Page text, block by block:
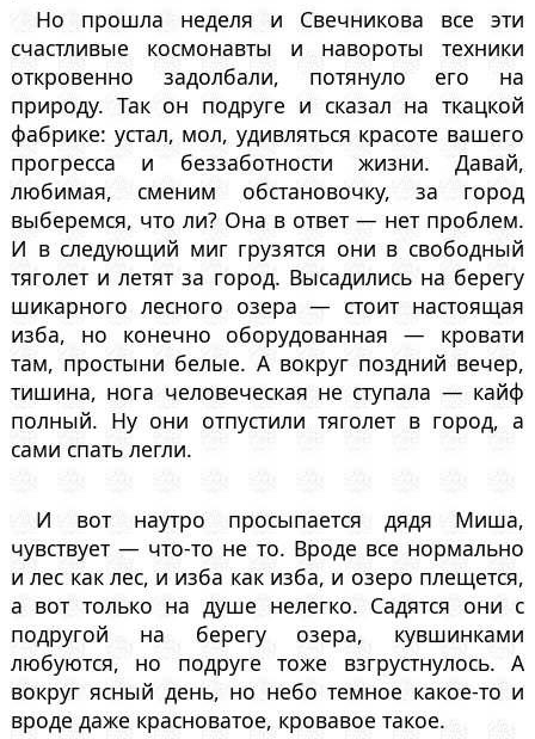
Но прошла неделя и Свечникова все эти
счастливые космонавты и навороты техники
откровенно задолбали, потянуло его на
природу. Так он подруге и сказал на ткацкой
фабрике: устал, мол, удивляться красоте вашего
прогресса и беззаботности жизни. Давай,
любимая, сменим обстановочку, за город
выберемся, что ли? Она в ответ — нет проблем.
И в следующий миг грузятся они в свободный
тяголет и летят за город. Высадились на берегу
шикарного лесного озера — стоит настоящая
изба, но конечно оборудованная — кровати
там, простыни белые. А вокруг поздний вечер,
тишина, нога человеческая не ступала — кайф
полный. Ну они отпустили тяголет в город, а
сами спать легли.
И вот наутро просыпается дядя Миша,
чувствует — что-то не то. Вроде все нормально
и лес как лес, и изба как изба, и озеро плещется,
а вот только на душе нелегко. Садятся они с
подругой на берегу озера, кувшинками
любуются, но подруге тоже взгрустнулось. А
вокруг ясный день, но небо темное какое-то и
вроде даже красноватое, кровавое такое.